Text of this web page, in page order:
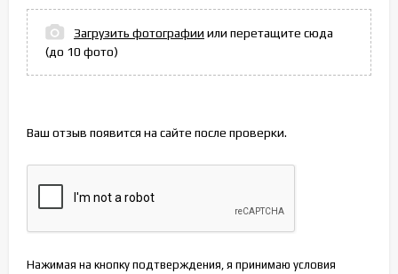
Загрузить фотографии или перетащите сюда
(до 10 фото)
Ваш отзыв появится на сайте после проверки.
Нажимая на кнопку подтверждения, я принимаю условия